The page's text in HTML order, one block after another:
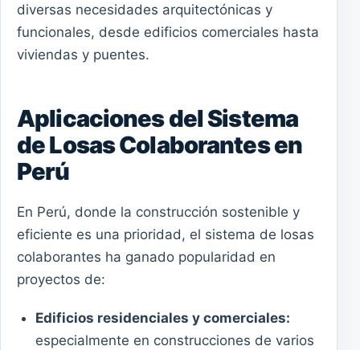
diversas necesidades arquitectónicas y
funcionales, desde edificios comerciales hasta
viviendas y puentes.
Aplicaciones del Sistema
de Losas Colaborantes en
Perú
En Perú, donde la construcción sostenible y
eficiente es una prioridad, el sistema de losas
colaborantes ha ganado popularidad en
proyectos de:
Edificios residenciales y comerciales:
especialmente en construcciones de varios